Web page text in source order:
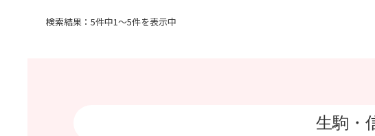
検索結果：5件中1～5件を表示中
生駒・